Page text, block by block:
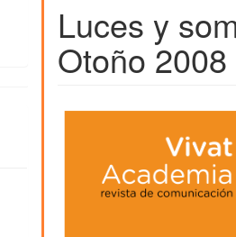
Luces y
Otoño 2008
Barra
artículo